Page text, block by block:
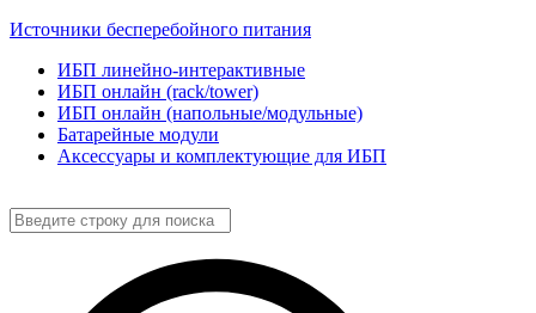
Источники бесперебойного питания
ИБП линейно-интерактивные
ИБП онлайн (rack/tower)
ИБП онлайн (напольные/модульные)
Батарейные модули
Аксессуары и комплектующие для ИБП